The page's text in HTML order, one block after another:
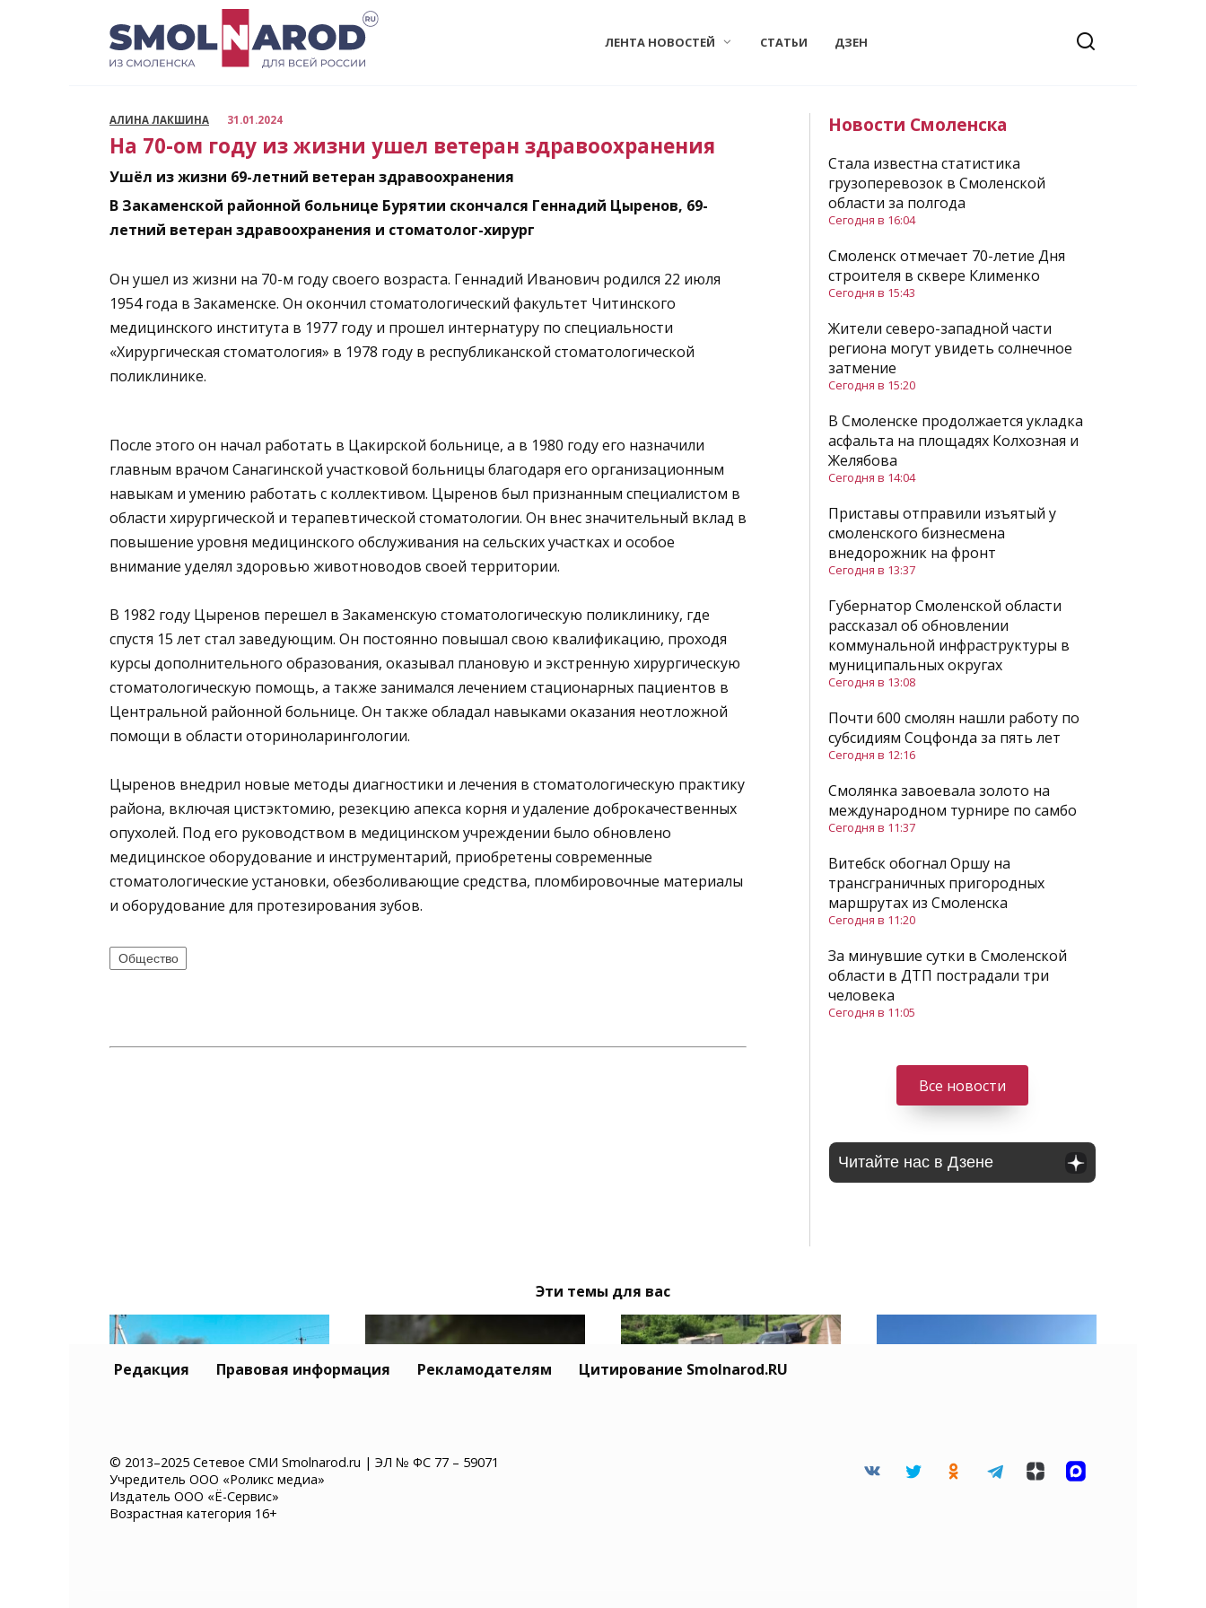
ЛЕНТА НОВОСТЕЙ СТАТЬИ ДЗЕН
АЛИНА ЛАКШИНА 31.01.2024
На 70-ом году из жизни ушел ветеран здравоохранения
Ушёл из жизни 69-летний ветеран здравоохранения
В Закаменской районной больнице Бурятии скончался Геннадий Цыренов, 69-
летний ветеран здравоохранения и стоматолог-хирург
Он ушел из жизни на 70-м году своего возраста. Геннадий Иванович родился 22 июля
1954 года в Закаменске. Он окончил стоматологический факультет Читинского
медицинского института в 1977 году и прошел интернатуру по специальности
«Хирургическая стоматология» в 1978 году в республиканской стоматологической
поликлинике.
После этого он начал работать в Цакирской больнице, а в 1980 году его назначили
главным врачом Санагинской участковой больницы благодаря его организационным
навыкам и умению работать с коллективом. Цыренов был признанным специалистом в
области хирургической и терапевтической стоматологии. Он внес значительный вклад в
повышение уровня медицинского обслуживания на сельских участках и особое
внимание уделял здоровью животноводов своей территории.
В 1982 году Цыренов перешел в Закаменскую стоматологическую поликлинику, где
спустя 15 лет стал заведующим. Он постоянно повышал свою квалификацию, проходя
курсы дополнительного образования, оказывал плановую и экстренную хирургическую
стоматологическую помощь, а также занимался лечением стационарных пациентов в
Центральной районной больнице. Он также обладал навыками оказания неотложной
помощи в области оториноларингологии.
Цыренов внедрил новые методы диагностики и лечения в стоматологическую практику
района, включая цистэктомию, резекцию апекса корня и удаление доброкачественных
опухолей. Под его руководством в медицинском учреждении было обновлено
медицинское оборудование и инструментарий, приобретены современные
стоматологические установки, обезболивающие средства, пломбировочные материалы
и оборудование для протезирования зубов.
Общество
Новости Смоленска
Стала известна статистика
грузоперевозок в Смоленской
области за полгода
Сегодня в 16:04
Смоленск отмечает 70-летие Дня
строителя в сквере Клименко
Сегодня в 15:43
Жители северо-западной части
региона могут увидеть солнечное
затмение
Сегодня в 15:20
В Смоленске продолжается укладка
асфальта на площадях Колхозная и
Желябова
Сегодня в 14:04
Приставы отправили изъятый у
смоленского бизнесмена
внедорожник на фронт
Сегодня в 13:37
Губернатор Смоленской области
рассказал об обновлении
коммунальной инфраструктуры в
муниципальных округах
Сегодня в 13:08
Почти 600 смолян нашли работу по
субсидиям Соцфонда за пять лет
Сегодня в 12:16
Смолянка завоевала золото на
международном турнире по самбо
Сегодня в 11:37
Витебск обогнал Оршу на
трансграничных пригородных
маршрутах из Смоленска
Сегодня в 11:20
За минувшие сутки в Смоленской
области в ДТП пострадали три
человека
Сегодня в 11:05
Все новости
Читайте нас в Дзене
Эти темы для вас
Склад Wildberries в
Самарской области
выгорел полностью
«Хорошие» облака
Редакция Правовая информация Рекламодателям Цитирование Smolnarod.RU
© 2013–2025 Сетевое СМИ Smolnarod.ru | ЭЛ № ФС 77 – 59071
Учредитель ООО «Роликс медиа»
Издатель ООО «Ё-Сервис»
Возрастная категория 16+